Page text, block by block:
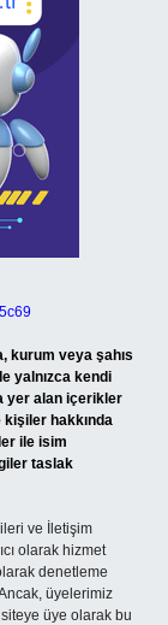
kurum veya şahıs
yalnızca kendi
yer alan içerikler
hakkında
ile isim
taslak
ve İletişim
olarak hizmet
denetleme
üyelerimiz
üye olarak bu